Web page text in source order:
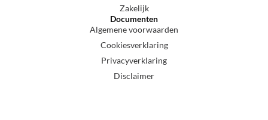
Zakelijk
Documenten
Algemene voorwaarden
Cookiesverklaring
Privacyverklaring
Disclaimer